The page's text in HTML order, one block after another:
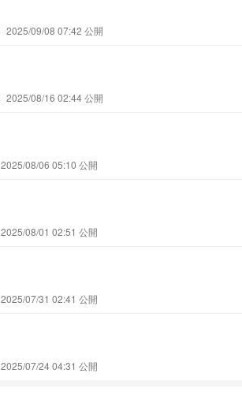
2025/09/08 07:42 公開
2025/08/16 02:44 公開
2025/08/06 05:10 公開
2025/08/01 02:51 公開
2025/07/31 02:41 公開
2025/07/24 04:31 公開